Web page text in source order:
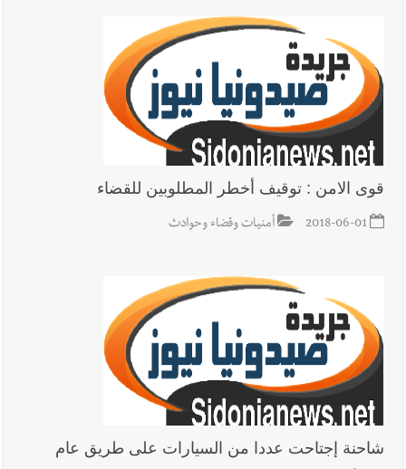
قوى الامن : توقيف أخطر المطلوبين للقضاء
2018-06-01 أمنيات وقضاء وحوادث
شاحنة إجتاحت عددا من السيارات على طريق عام